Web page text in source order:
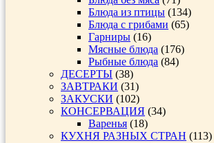
Блюда из птицы (134)
Блюда с грибами (65)
Гарниры (16)
Мясные блюда (176)
Рыбные блюда (84)
ДЕСЕРТЫ (38)
ЗАВТРАКИ (31)
ЗАКУСКИ (102)
КОНСЕРВАЦИЯ (34)
Варенья (18)
КУХНЯ РАЗНЫХ СТРАН (113)